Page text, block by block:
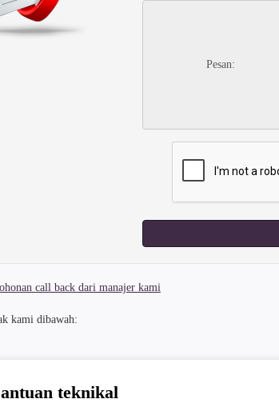
Pesan:
call back dari manajer kami
kami dibawah:
teknikal